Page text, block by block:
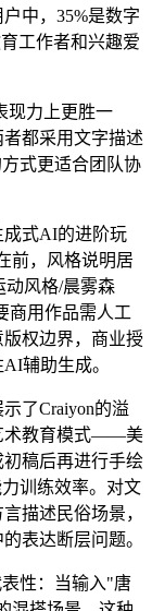
中，35%是数字
工作者和兴趣爱
现力上更胜一
都采用文字描述
式更适合团队协
成式AI的进阶玩
前，风格说明居
动风格/晨雾森
商用作品需人工
权边界，商业授
辅助生成。
了Craiyon的溢
术教育模式——美
稿后再进行手绘
训练效率。对文
描述民俗场景，
表达断层问题。
性：当输入"唐